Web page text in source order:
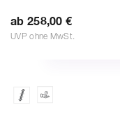
ab 258,00 €
UVP ohne MwSt.